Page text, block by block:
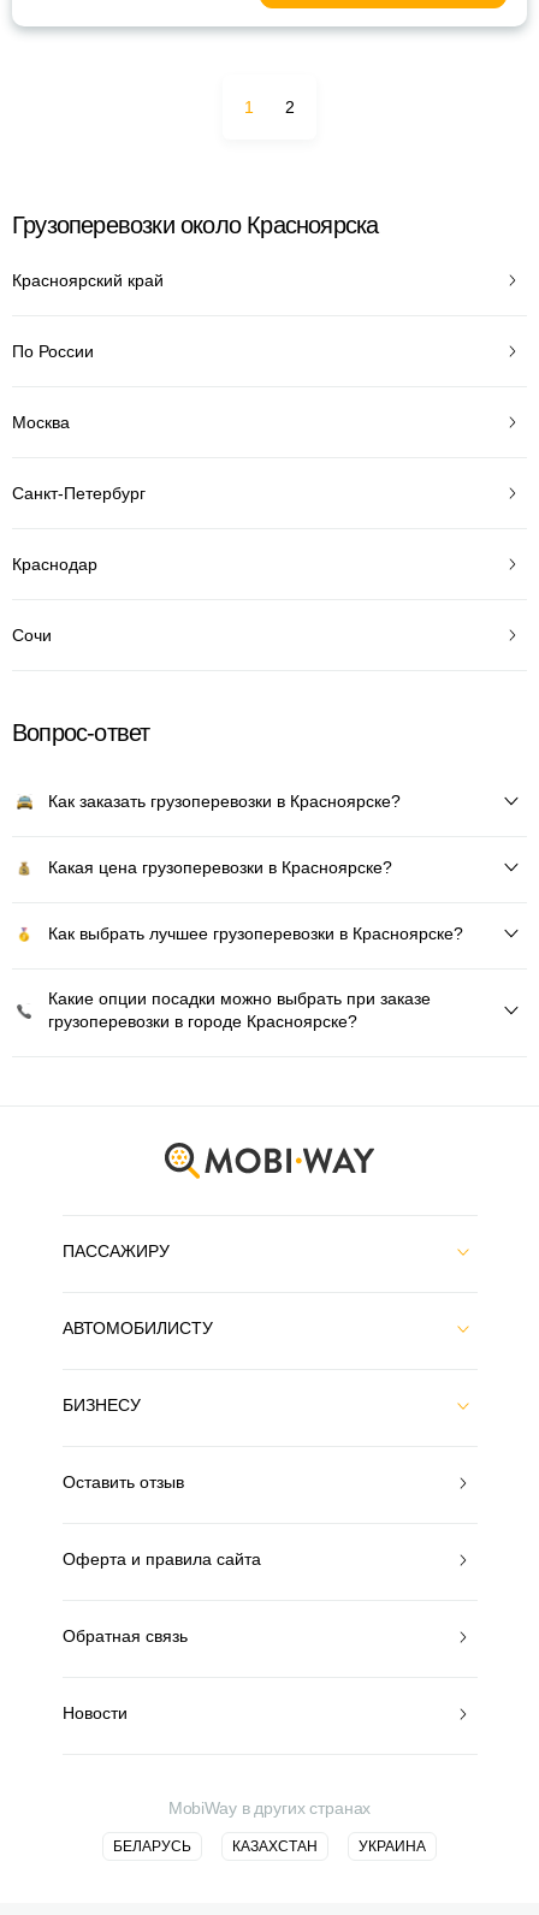
1 2
Грузоперевозки около Красноярска
Красноярский край
По России
Москва
Санкт-Петербург
Краснодар
Сочи
Вопрос-ответ
Как заказать грузоперевозки в Красноярске?
Какая цена грузоперевозки в Красноярске?
Как выбрать лучшее грузоперевозки в Красноярске?
Какие опции посадки можно выбрать при заказе
грузоперевозки в городе Красноярске?
ПАССАЖИРУ
АВТОМОБИЛИСТУ
БИЗНЕСУ
Оставить отзыв
Оферта и правила сайта
Обратная связь
Новости
MobiWay в других странах
БЕЛАРУСЬ КАЗАХСТАН УКРАИНА